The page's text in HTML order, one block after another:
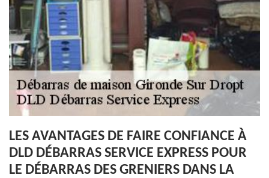
LES AVANTAGES DE FAIRE CONFIANCE À
DLD DÉBARRAS SERVICE EXPRESS POUR
LE DÉBARRAS DES GRENIERS DANS LA